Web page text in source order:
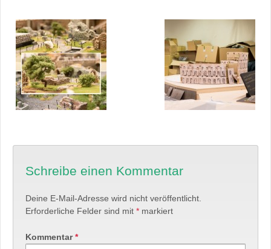
Schreibe einen Kommentar
Deine E-Mail-Adresse wird nicht veröffentlicht.
Erforderliche Felder sind mit * markiert
Kommentar*